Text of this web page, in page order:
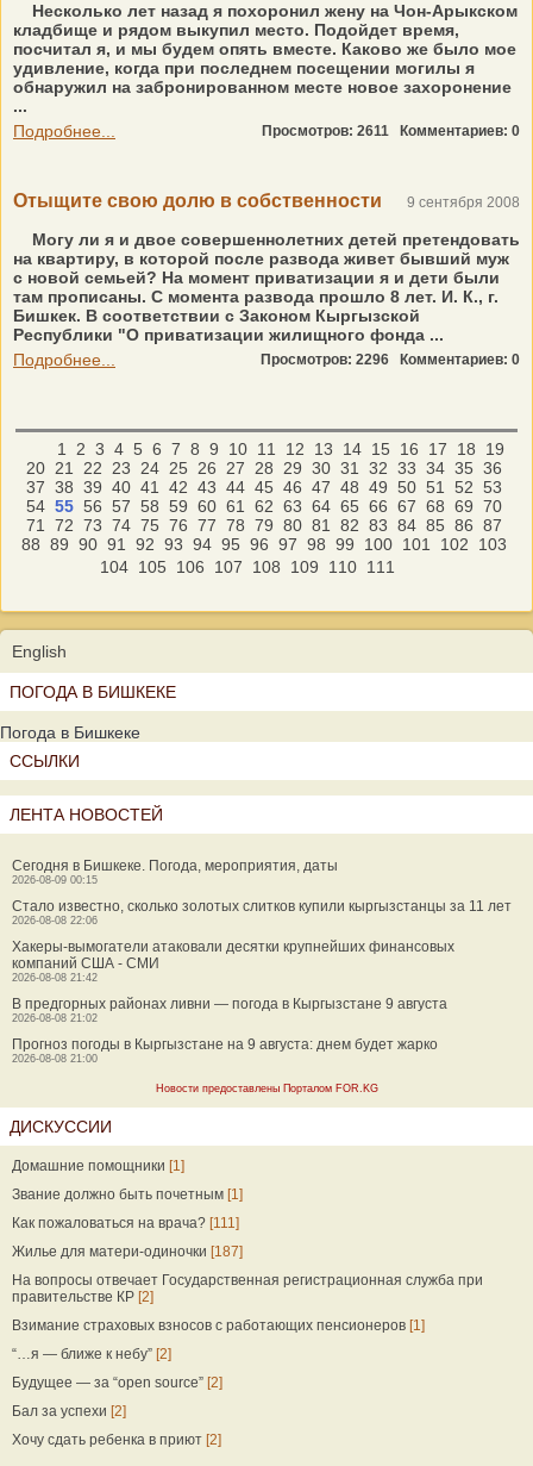
Несколько лет назад я похоронил жену на Чон-Арыкском
кладбище и рядом выкупил место. Подойдет время,
посчитал я, и мы будем опять вместе. Каково же было мое
удивление, когда при последнем посещении могилы я
обнаружил на забронированном месте новое захоронение
...
Подробнее...
Просмотров: 2611 Комментариев: 0
Отыщите свою долю в собственности 9 сентября 2008
Могу ли я и двое совершеннолетних детей претендовать
на квартиру, в которой после развода живет бывший муж
с новой семьей? На момент приватизации я и дети были
там прописаны. С момента развода прошло 8 лет. И. К., г.
Бишкек. В соответствии с Законом Кыргызской
Республики "О приватизации жилищного фонда ...
Подробнее...
Просмотров: 2296 Комментариев: 0
1 2 3 4 5 6 7 8 9 10 11 12 13 14 15 16 17 18
19
20 21 22 23 24 25 26 27 28 29 30 31 32 33 34 35 36
37 38 39 40 41 42 43 44 45 46 47 48 49 50 51 52 53
54 55 56 57 58 59 60 61 62 63 64 65 66 67 68 69 70
71
72 73 74 75 76 77 78 79 80 81 82 83 84 85 86 87
88 89 90 91 92 93 94 95 96 97 98 99 100 101 102
103
104 105 106 107 108 109 110 111
English
ПОГОДА В БИШКЕКЕ
Погода в Бишкеке
ССЫЛКИ
ЛЕНТА НОВОСТЕЙ
Сегодня в Бишкеке. Погода, мероприятия, даты
2026-08-09 00:15
Стало известно, сколько золотых слитков купили кыргызстанцы за 11 лет
2026-08-08 22:06
Хакеры-вымогатели атаковали десятки крупнейших финансовых
компаний США - СМИ
2026-08-08 21:42
В предгорных районах ливни — погода в Кыргызстане 9 августа
2026-08-08 21:02
Прогноз погоды в Кыргызстане на 9 августа: днем будет жарко
2026-08-08 21:00
Новости предоставлены Порталом FOR.KG
ДИСКУССИИ
Домашние помощники [1]
Звание должно быть почетным [1]
Как пожаловаться на врача? [111]
Жилье для матери-одиночки [187]
На вопросы отвечает Государственная регистрационная служба при
правительстве КР [2]
Взимание страховых взносов с работающих пенсионеров [1]
“…я — ближе к небу” [2]
Будущее — за “open source” [2]
Бал за успехи [2]
Хочу сдать ребенка в приют [2]